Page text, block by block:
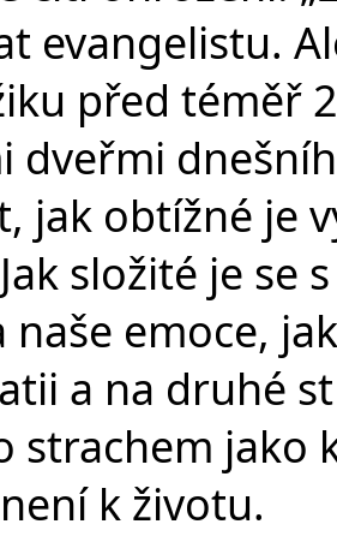
evangelistu.
před téměř
dveřmi
jak obtížné je
složité je se
naše emoce,
a na druhé
strachem
k životu.